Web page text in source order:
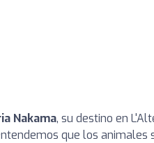
Nakama, su destino en
que los